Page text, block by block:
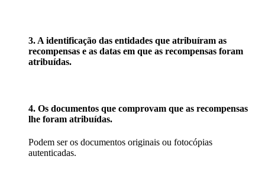
3. A identificação das entidades que atribuíram as
recompensas e as datas em que as recompensas foram
atribuídas.
4. Os documentos que comprovam que as recompensas
lhe foram atribuídas.
Podem ser os documentos originais ou fotocópias
autenticadas.